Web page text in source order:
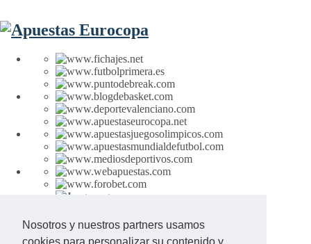
Nosotros y nuestros partners usamos
Aviso Legal
Contacto